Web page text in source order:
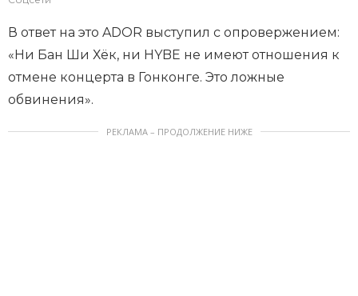
В ответ на это ADOR выступил с опровержением:
«Ни Бан Ши Хёк, ни HYBE не имеют отношения к
отмене концерта в Гонконге. Это ложные
обвинения».
РЕКЛАМА – ПРОДОЛЖЕНИЕ НИЖЕ